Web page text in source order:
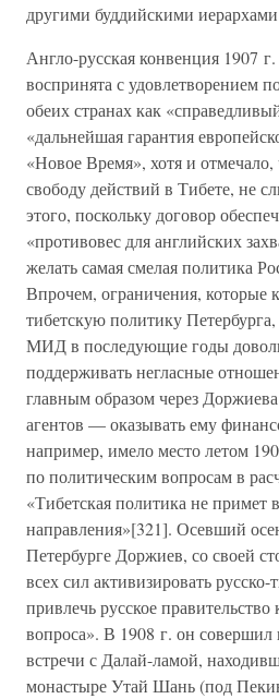
другими буддийскими
Англо-русская конвенция 1907
воспринята с удовлетворением
обеих странах как
«дальнейшая гарантия
«Новое Время», хотя и отмечало,
свободу действий в Тибете, не
этого, поскольку договор
«противовес для английских
желать самая смелая политика
Впрочем, ограничения, которые
тибетскую политику
МИД в последующие годы
поддерживать негласные
главным образом через
агентов — оказывать ему
например, имело место летом
по политическим вопросам в
«Тибетская политика не примет
направления»[321]. Осевший
Петербурге Доржиев, со своей
всех сил активизировать русско-
привлечь русское
вопроса». В 1908 г. он совершил
встречи с Далай-ламой,
монастыре Утай Шань (под